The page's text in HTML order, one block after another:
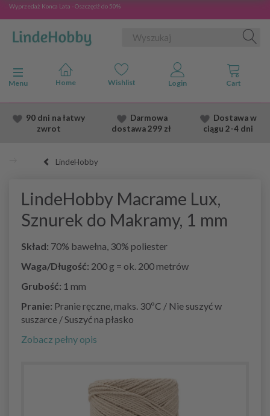
Wyprzedaż Konca Lata - Oszczędź do 50%
Przełącz nawigację
Menu
90 dni na łatwy
zwrot
Darmowa
dostawa299 zł
Dostawaw
ciągu 2-4 dni
LindeHobby
LindeHobby Macrame Lux,
Sznurek do Makramy, 1 mm
Skład: 70% bawełna, 30% poliester
Waga/Długość: 200 g = ok. 200 metrów
Grubość: 1 mm
Pranie: Pranie ręczne, maks. 30ºC / Nie suszyć w
suszarce / Suszyć na płasko
Zobacz pełny opis